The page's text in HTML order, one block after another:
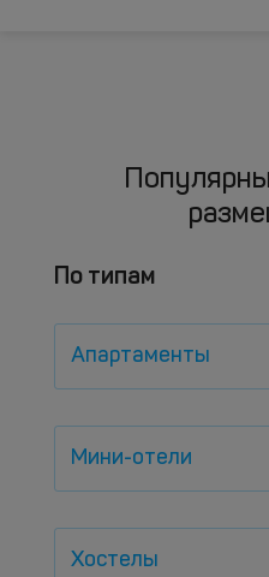
По типам
Апартаменты
Мини-отели
Хостелы